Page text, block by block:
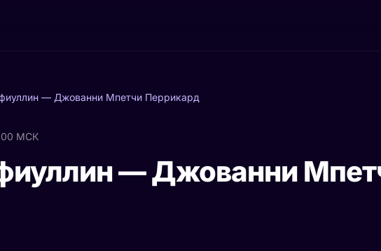
— Джованни Мпетчи Перрикард
МСК
— Джованни